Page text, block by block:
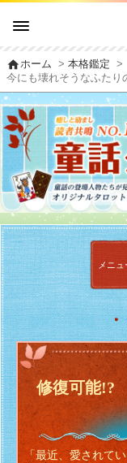
homeホーム >本格鑑定 >
今にも壊れそうなふたり
メニュ
修復可能!?
「最近、愛されて